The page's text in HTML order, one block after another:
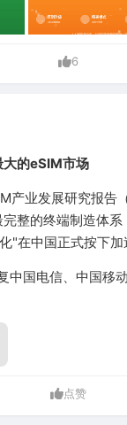
6
大的eSIM市场
产业发展研究报告
整的终端制造体
"在中国正式按下加
国电信、中国移
点赞